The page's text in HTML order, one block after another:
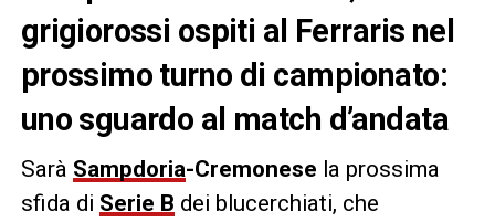
grigiorossi ospiti al Ferraris nel
prossimo turno di campionato:
uno sguardo al match d’andata
Sarà Sampdoria-Cremonese la prossima
sfida di Serie B dei blucerchiati, che